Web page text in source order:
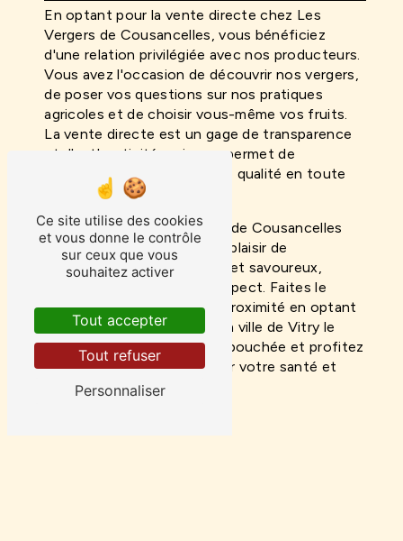
En optant pour la vente directe chez Les
Vergers de Cousancelles, vous bénéficiez
d'une relation privilégiée avec nos producteurs.
Vous avez l'occasion de découvrir nos vergers,
de poser vos questions sur nos pratiques
agricoles et de choisir vous-même vos fruits.
La vente directe est un gage de transparence
et d'authenticité, qui vous permet de
consommer des produits de qualité en toute
confiance.
En conclusion, Les Vergers de Cousancelles
vous invitent à découvrir le plaisir de
consommer des fruits frais et savoureux,
cultivés avec passion et respect. Faites le
choix de la qualité et de la proximité en optant
pour la vente directe dans la ville de Vitry le
François. Savourez chaque bouchée et profitez
des bienfaits des fruits pour votre santé et
votre bien-être.
Ce site utilise des cookies
et vous donne le contrôle
sur ceux que vous
souhaitez activer
Tout accepter
Tout refuser
Personnaliser